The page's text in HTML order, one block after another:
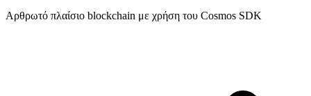
Αρθρωτό πλαίσιο blockchain με χρήση του Cosmos SDK